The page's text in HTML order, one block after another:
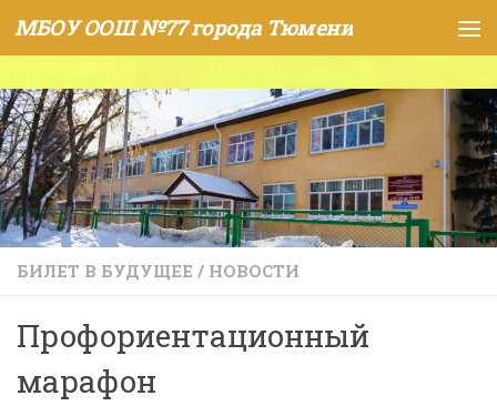
Skip to content
МБОУ ООШ №77 города Тюмени
БИЛЕТ В БУДУЩЕЕ / НОВОСТИ
Профориентационный
марафон